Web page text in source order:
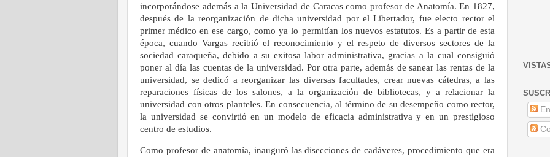
incorporándose además a la Universidad de Caracas como profesor de Anatomía. En 1827,
después de la reorganización de dicha universidad por el Libertador, fue electo rector el
primer médico en ese cargo, como ya lo permitían los nuevos estatutos. Es a partir de esta
época, cuando Vargas recibió el reconocimiento y el respeto de diversos sectores de la
sociedad caraqueña, debido a su exitosa labor administrativa, gracias a la cual consiguió
poner al día las cuentas de la universidad. Por otra parte, además de sanear las rentas de la
universidad, se dedicó a reorganizar las diversas facultades, crear nuevas cátedras, a las
reparaciones físicas de los salones, a la organización de bibliotecas, y a relacionar la
universidad con otros planteles. En consecuencia, al término de su desempeño como rector,
la universidad se convirtió en un modelo de eficacia administrativa y en un prestigioso
centro de estudios.
Como profesor de anatomía, inauguró las disecciones de cadáveres, procedimiento que era